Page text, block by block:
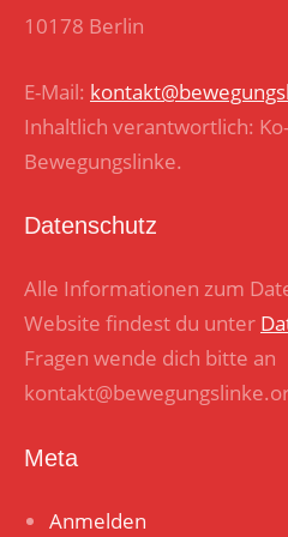
10178 Berlin
E-Mail:
Inhaltlich verantwortlich:
Bewegungslinke.
Datenschutz
Alle Informationen zum
Website findest du unter
Fragen wende dich bitte an
Meta
Anmelden